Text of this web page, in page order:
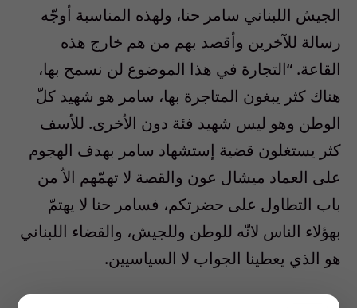
الجيش اللبناني سامر حنا، ولهذه المناسبة أوجّه
رسالة للآخرين وأقصد بهم من هم خارج هذه
القاعة. “التجارة في هذا الموضوع لن نسمح بها،
هناك كثر يبغون المتاجرة بها، سامر هو شهيد كلّ
الوطن وهو ليس شهيد فئة دون الأخرى. للأسف
كثر يستغلون قضية إستشهاد سامر بهدف الهجوم
على العماد ميشال عون والقصة لا تهمّهم الاّ من
باب التطاول على حضرتكم، فسامر حنا لا يهتمّ
بهؤلاء الناس لانّه للوطن وللجيش، والقضاء اللبناني
هو الذي يعطينا الجواب لا السياسيين.